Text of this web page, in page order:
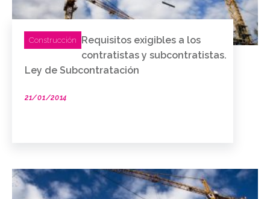
Construcción
Requisitos exigibles a los
contratistas y subcontratistas.
Ley de Subcontratación
21/01/2014